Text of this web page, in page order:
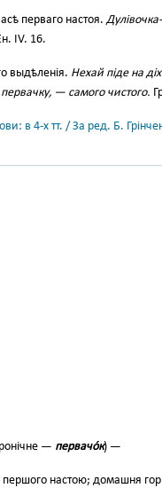
перваго настоя.
IV. 16.
выдѣленія. Нехай піде на
— самого чистого.
в 4-х тт. / За ред. Б.
— первачо́к) —
першого настою; домашня